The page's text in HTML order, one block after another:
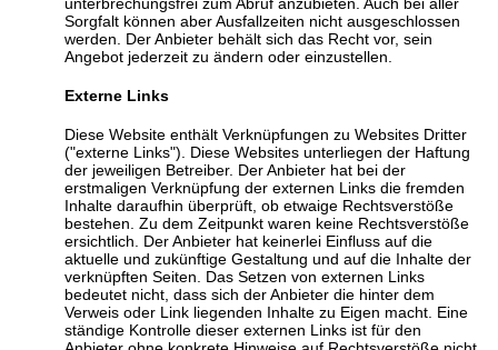
unterbrechungsfrei zum Abruf anzubieten. Auch bei aller
Sorgfalt können aber Ausfallzeiten nicht ausgeschlossen
werden. Der Anbieter behält sich das Recht vor, sein
Angebot jederzeit zu ändern oder einzustellen.
Externe Links
Diese Website enthält Verknüpfungen zu Websites Dritter
("externe Links"). Diese Websites unterliegen der Haftung
der jeweiligen Betreiber. Der Anbieter hat bei der
erstmaligen Verknüpfung der externen Links die fremden
Inhalte daraufhin überprüft, ob etwaige Rechtsverstöße
bestehen. Zu dem Zeitpunkt waren keine Rechtsverstöße
ersichtlich. Der Anbieter hat keinerlei Einfluss auf die
aktuelle und zukünftige Gestaltung und auf die Inhalte der
verknüpften Seiten. Das Setzen von externen Links
bedeutet nicht, dass sich der Anbieter die hinter dem
Verweis oder Link liegenden Inhalte zu Eigen macht. Eine
ständige Kontrolle dieser externen Links ist für den